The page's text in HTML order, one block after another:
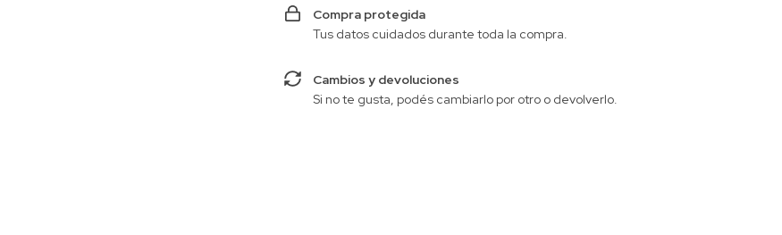
Compra protegida
Tus datos cuidados durante toda la compra.
Cambios y devoluciones
Si no te gusta, podés cambiarlo por otro o devolverlo.